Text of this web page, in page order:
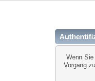
Wenn
Vorgang